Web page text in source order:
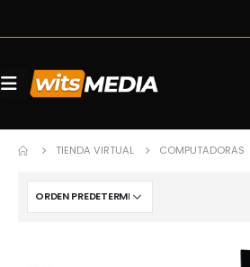
TIENDA VIRTUAL COMPUTADORAS